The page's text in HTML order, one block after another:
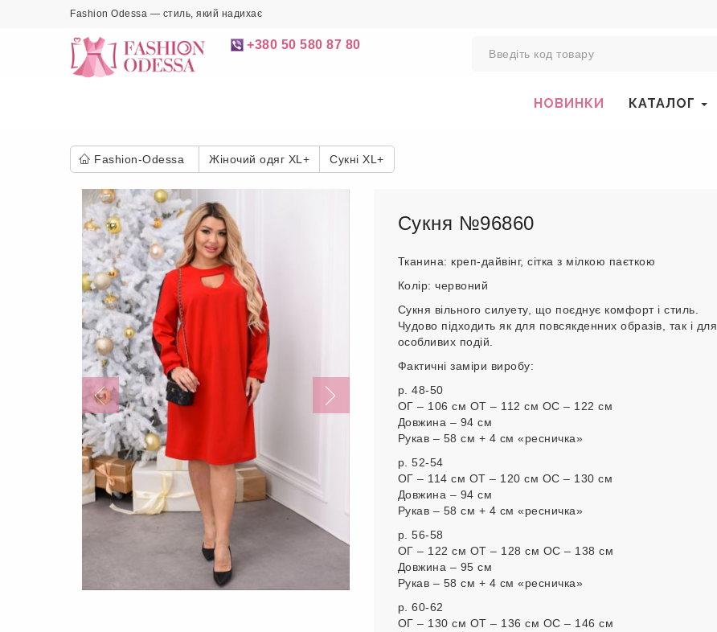
Fashion Odessa — стиль, який надихає
+380 50 580 87 80
НОВИНКИ КАТАЛОГ
Fashion-Odessa Жіночий одяг XL+ Сукні XL+
Сукня №96860
Тканина: креп-дайвінг, сітка з мілкою паєткою
Колір: червоний
Сукня вільного силуету, що поєднує комфорт і стиль.
Чудово підходить як для повсякденних образів, так і для
особливих подій.
Фактичні заміри виробу:
р. 48-50
ОГ – 106 см ОТ – 112 см ОС – 122 см
Довжина – 94 см
Рукав – 58 см + 4 см «ресничка»
р. 52-54
ОГ – 114 см ОТ – 120 см ОС – 130 см
Довжина – 94 см
Рукав – 58 см + 4 см «ресничка»
р. 56-58
ОГ – 122 см ОТ – 128 см ОС – 138 см
Довжина – 95 см
Рукав – 58 см + 4 см «ресничка»
р. 60-62
ОГ – 130 см ОТ – 136 см ОС – 146 см